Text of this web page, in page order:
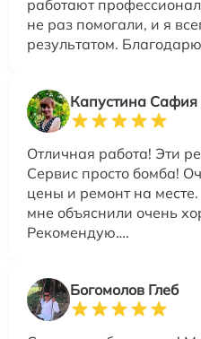
работают
не раз помогали, и я
результатом.
Капустина Сафия
Отличная работа! Эти
Сервис просто бомба!
цены и ремонт на
мне объяснили очень
Рекомендую….
Богомолов Глеб